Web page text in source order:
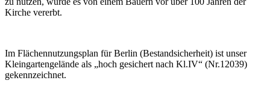
Kirche vererbt.
Im Flächennutzungsplan für Berlin (Bestandsicherheit) ist unser
Kleingartengelände als „hoch gesichert nach Kl.IV“ (Nr.12039)
gekennzeichnet.